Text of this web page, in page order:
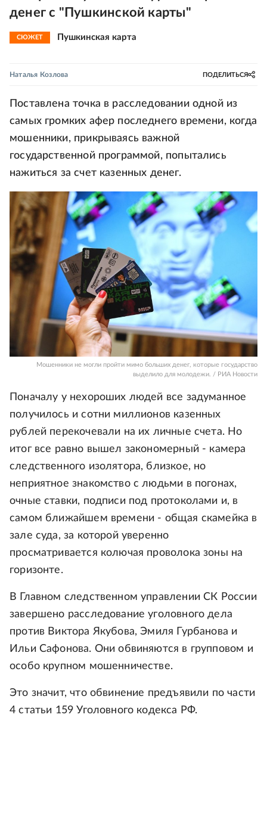
денег с "Пушкинской карты"
СЮЖЕТ Пушкинская карта
Наталья Козлова ПОДЕЛИТЬСЯ
Поставлена точка в расследовании одной из
самых громких афер последнего времени, когда
мошенники, прикрываясь важной
государственной программой, попытались
нажиться за счет казенных денег.
Мошенники не могли пройти мимо больших денег, которые государство
выделило для молодежи. / РИА Новости
Поначалу у нехороших людей все задуманное
получилось и сотни миллионов казенных
рублей перекочевали на их личные счета. Но
итог все равно вышел закономерный - камера
следственного изолятора, близкое, но
неприятное знакомство с людьми в погонах,
очные ставки, подписи под протоколами и, в
самом ближайшем времени - общая скамейка в
зале суда, за которой уверенно
просматривается колючая проволока зоны на
горизонте.
В Главном следственном управлении СК России
завершено расследование уголовного дела
против Виктора Якубова, Эмиля Гурбанова и
Ильи Сафонова. Они обвиняются в групповом и
особо крупном мошенничестве.
Это значит, что обвинение предъявили по части
4 статьи 159 Уголовного кодекса РФ.